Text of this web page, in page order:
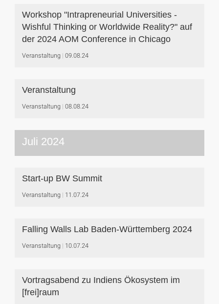
Workshop "Intrapreneurial Universities -
Wishful Thinking or Worldwide Reality?" auf
der 2024 AOM Conference in Chicago
Veranstaltung 09.08.24
Veranstaltung
Veranstaltung 08.08.24
Juli 2024
Start-up BW Summit
Veranstaltung 11.07.24
Falling Walls Lab Baden-Württemberg 2024
Veranstaltung 10.07.24
Vortragsabend zu Indiens Ökosystem im
[frei]raum